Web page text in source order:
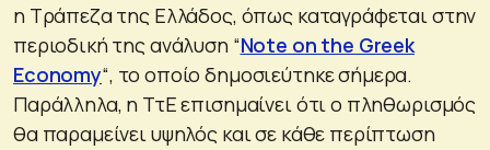
η Τράπεζα της Ελλάδος, όπως καταγράφεται στην
περιοδική της ανάλυση “Note on the Greek
Economy“, το οποίο δημοσιεύτηκε σήμερα.
Παράλληλα, η ΤτΕ επισημαίνει ότι ο πληθωρισμός
θα παραμείνει υψηλός και σε κάθε περίπτωση